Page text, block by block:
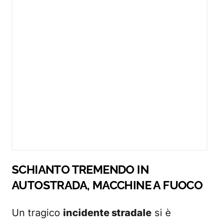
SCHIANTO TREMENDO IN
AUTOSTRADA, MACCHINE A FUOCO
Un tragico incidente stradale si è